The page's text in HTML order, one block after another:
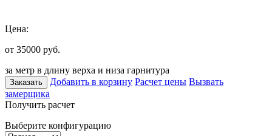
Цена:
от 35000 руб.
за метр в длину верха и низа гарнитура
Заказать Добавить в корзину Расчет цены Вызвать
замерщика
Получить расчет
Выберите конфигурацию